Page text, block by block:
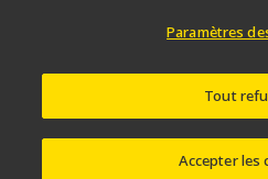
Plan du site
Do Not Sell or Share My Personal
Paramètres
Tout
Accepter les